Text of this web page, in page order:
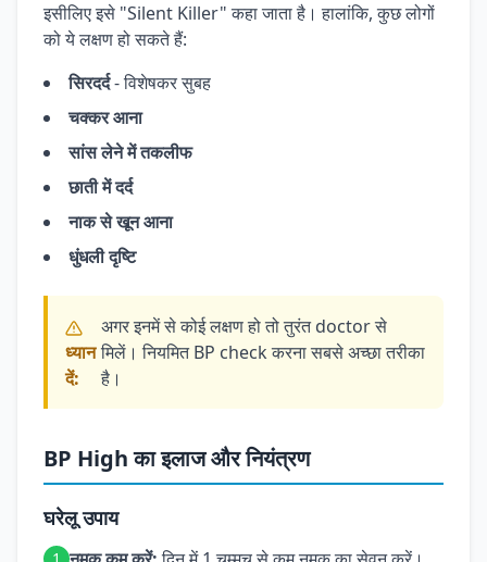
इसीलिए इसे "Silent Killer" कहा जाता है। हालांकि, कुछ लोगों
को ये लक्षण हो सकते हैं:
सिरदर्द- विशेषकर सुबह
चक्कर आना
सांस लेने में तकलीफ
छाती में दर्द
नाक से खून आना
धुंधली दृष्टि
ध्यान
दें:
अगर इनमें से कोई लक्षण हो तो तुरंत doctor से
मिलें। नियमित BP check करना सबसे अच्छा तरीका
है।
BP High का इलाज और नियंत्रण
घरेलू उपाय